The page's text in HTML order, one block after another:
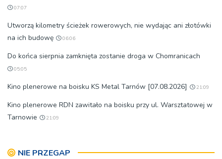
07:07
Utworzą kilometry ścieżek rowerowych, nie wydając ani złotówki
na ich budowę
06:06
Do końca sierpnia zamknięta zostanie droga w Chomranicach
05:05
Kino plenerowe na boisku KS Metal Tarnów [07.08.2026] 21:09
Kino plenerowe RDN zawitało na boisku przy ul. Warsztatowej w
Tarnowie
21:09
NIE PRZEGAP